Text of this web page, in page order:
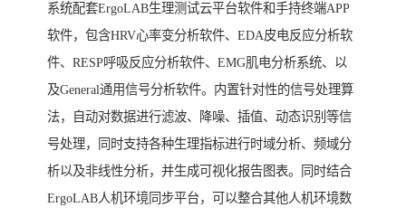
系统配套ErgoLAB生理测试云平台软件和手持终端APP
软件，包含HRV心率变分析软件、EDA皮电反应分析软
件、RESP呼吸反应分析软件、EMG肌电分析系统、以
及General通用信号分析软件。内置针对性的信号处理算
法，自动对数据进行滤波、降噪、插值、动态识别等信
号处理，同时支持各种生理指标进行时域分析、频域分
析以及非线性分析，并生成可视化报告图表。同时结合
ErgoLAB人机环境同步平台，可以整合其他人机环境数